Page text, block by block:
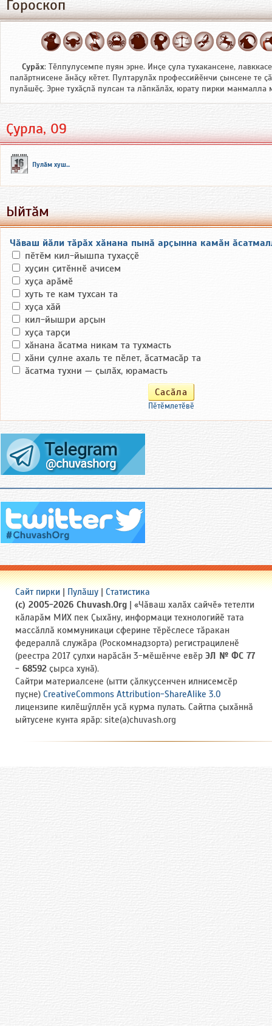
Гороскоп
Сурӑх: Тӗлпулусемпе пуян эрне. Инҫе ҫула тухакансене,
палӑртнисене ӑнӑҫу кӗтет. Пултарулӑх профессийӗнчи ҫынсене те
пулӑшӗҫ. Эрне тухӑҫлӑ пулсан та лӑпкӑлӑх, юрату пирки манмалла
Ҫурла, 09
Пулӑм хуш...
Ыйтӑм
Чӑваш йӑли тӑрӑх хӑнана пынӑ арҫынна камӑн
пӗтӗм кил-йышпа тухаҫҫӗ
хуҫин ҫитӗннӗ ачисем
хуҫа арӑмӗ
хуть те кам тухсан та
хуҫа хӑй
кил-йышри арҫын
хуҫа тарҫи
хӑнана ӑсатма никам та тухмасть
хӑни ҫулне ахаль те пӗлет, ӑсатмасӑр та
ӑсатма тухни — ҫылӑх, юрамасть
Пӗтӗмлетӗвӗ
Сайт пирки | Пулӑшу | Статистика
(c) 2005-2026 Chuvash.Org | «Чӑваш халӑх сайчӗ» тетелти
кӑларӑм МИХ пек Ҫыхӑну, информаци технологийӗ тата
массӑллӑ коммуникаци сферине тӗрӗслесе тӑракан
федераллӑ служӑра (Роскомнадзорта) регистрациленӗ
(реестра 2017 ҫулхи нарӑсӑн 3-мӗшӗнче евӗр ЭЛ № ФС 77
- 68592 ҫырса хунӑ).
Сайтри материалсене (ытти ҫӑлкуҫсенчен илнисемсӗр
пуҫне) CreativeCommons Attribution-ShareAlike 3.0
лицензипе килӗшӳллӗн усӑ курма пулать. Сайтпа ҫыхӑннӑ
ыйтусене кунта ярӑр: site(a)chuvash.org